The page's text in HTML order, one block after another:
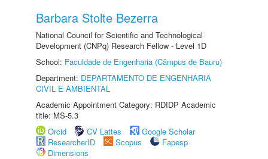
Barbara Stolte Bezerra
National Council for Scientific and Technological
Development (CNPq) Research Fellow - Level 1D
School: Faculdade de Engenharia (Câmpus de Bauru)
Department: DEPARTAMENTO DE ENGENHARIA
CIVIL E AMBIENTAL
Academic Appointment Category: RDIDP Academic
title: MS-5.3
Orcid
CV Lattes
Google Scholar
ResearcherID
Scopus
Fapesp
Dimensions